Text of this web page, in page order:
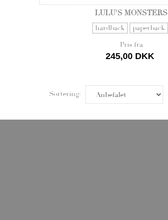
LULU'S MONSTERS
hardback
paperback
Pris fra
245,00 DKK
Sortering: